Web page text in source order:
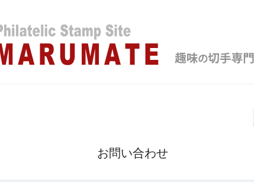
お問い合わせ